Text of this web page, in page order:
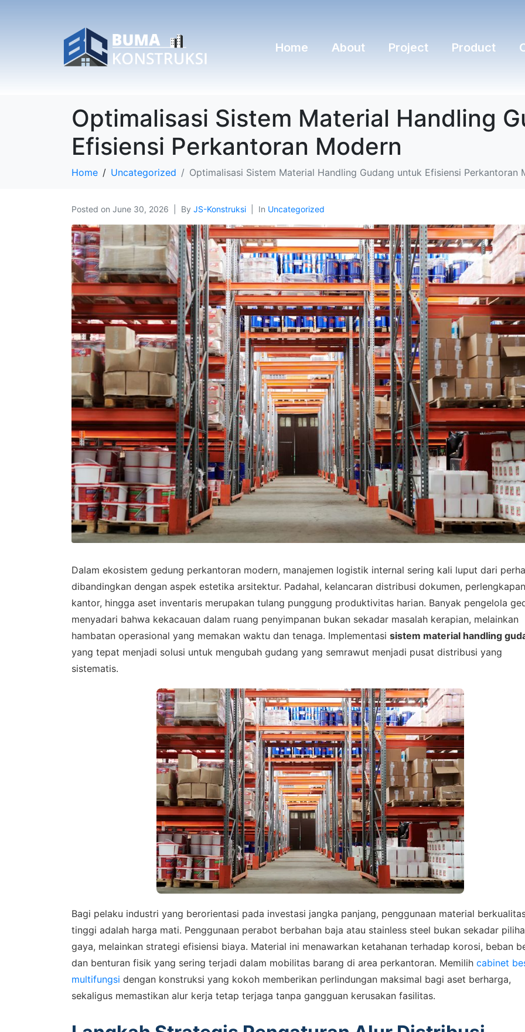
Home About Project Product
Optimalisasi Sistem Material Handling
Efisiensi Perkantoran Modern
Home Uncategorized Optimalisasi Sistem Material Handling Gudang untuk Efisiensi Perkantoran
Posted on June 30, 2026 By JS-Konstruksi In Uncategorized
Dalam ekosistem gedung perkantoran modern, manajemen logistik internal sering kali luput dari
dibandingkan dengan aspek estetika arsitektur. Padahal, kelancaran distribusi dokumen, perlengkapan
kantor, hingga aset inventaris merupakan tulang punggung produktivitas harian. Banyak pengelola
menyadari bahwa kekacauan dalam ruang penyimpanan bukan sekadar masalah kerapian, melainkan
hambatan operasional yang memakan waktu dan tenaga. Implementasi sistem material handling
yang tepat menjadi solusi untuk mengubah gudang yang semrawut menjadi pusat distribusi yang
sistematis.
Bagi pelaku industri yang berorientasi pada investasi jangka panjang, penggunaan material
tinggi adalah harga mati. Penggunaan perabot berbahan baja atau stainless steel bukan sekadar
gaya, melainkan strategi efisiensi biaya. Material ini menawarkan ketahanan terhadap korosi, beban
dan benturan fisik yang sering terjadi dalam mobilitas barang di area perkantoran. Memilih cabinet
multifungsi dengan konstruksi yang kokoh memberikan perlindungan maksimal bagi aset berharga,
sekaligus memastikan alur kerja tetap terjaga tanpa gangguan kerusakan fasilitas.